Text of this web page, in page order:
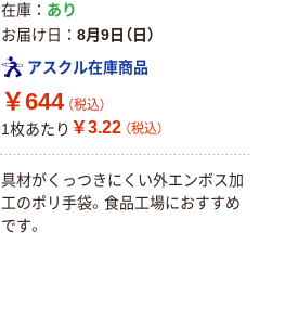
在庫
あり
お届け日
8月9日（日）
アスクル在庫商品
￥644 （税込）
1枚あたり ￥3.22 （税込）
具材がくっつきにくい外エンボス加
工のポリ手袋。食品工場におすすめ
です。